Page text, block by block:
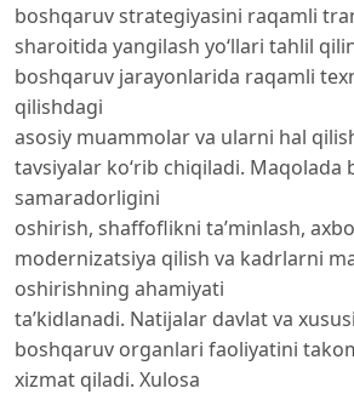
boshqaruv strategiyasini raqamli
sharoitida yangilash yo‘llari tahlil
boshqaruv jarayonlarida raqamli
qilishdagi
asosiy muammolar va ularni hal
tavsiyalar ko‘rib chiqiladi. Maqolada
samaradorligini
oshirish, shaffoflikni ta’minlash,
modernizatsiya qilish va kadrlarni
oshirishning ahamiyati
ta’kidlanadi. Natijalar davlat va
boshqaruv organlari faoliyatini
xizmat qiladi. Xulosa